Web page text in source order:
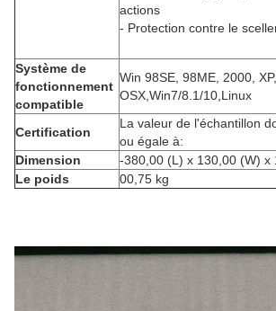
actions
- Protection contre le
Système de
fonctionnement
compatible
Win 98SE, 98ME, 2000,
OSX,Win7/8.1/10,Linux
Certification
La valeur de l'échantillon
ou égale à:
Dimension
-380,00 (L) x 130,00 (W) x
Le poids
00,75 kg